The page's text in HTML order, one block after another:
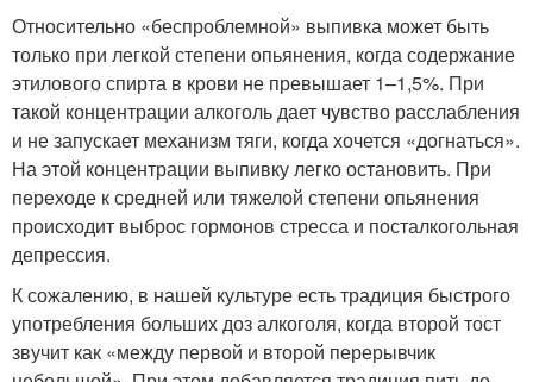
Относительно «беспроблемной» выпивка может быть
только при легкой степени опьянения, когда содержание
этилового спирта в крови не превышает 1–1,5%. При
такой концентрации алкоголь дает чувство расслабления
и не запускает механизм тяги, когда хочется «догнаться».
На этой концентрации выпивку легко остановить. При
переходе к средней или тяжелой степени опьянения
происходит выброс гормонов стресса и посталкогольная
депрессия.
К сожалению, в нашей культуре есть традиция быстрого
употребления больших доз алкоголя, когда второй тост
звучит как «между первой и второй перерывчик